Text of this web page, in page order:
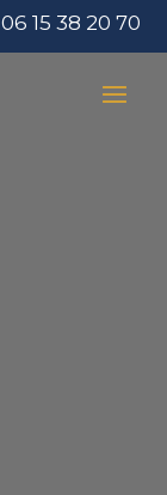
06 15 38 20 70